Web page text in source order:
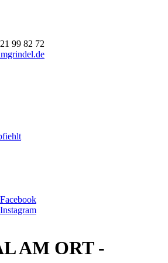
99 82 72
AM ORT -